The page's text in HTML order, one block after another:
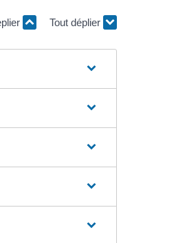
Tout déplier